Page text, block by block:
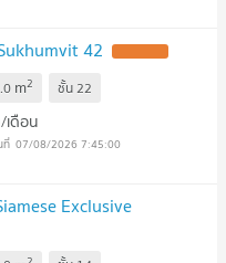
42
m2 ชั้น22
เดือน
07/08/2026 7:45:00
Exclusive